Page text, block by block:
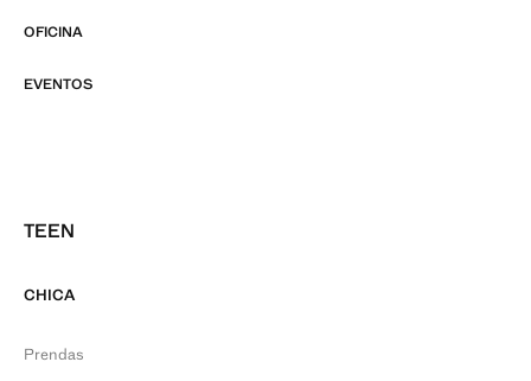
OFICINA
EVENTOS
TEEN
CHICA
Prendas